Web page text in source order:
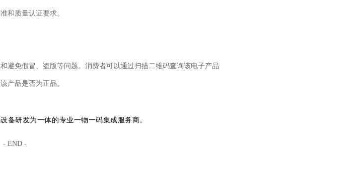
和质量认证要求。
避免假冒、盗版等问题。消费者可以通过扫描二维码查询该电子产品
产品是否为正品。
备研发为一体的专业一物一码集成服务商。
- END -